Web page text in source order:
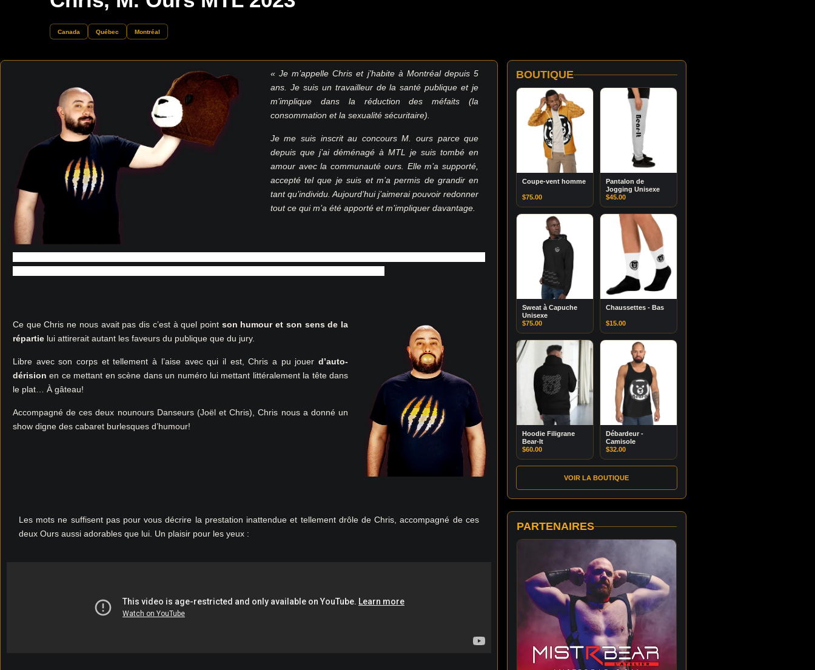
Canada Québec Montréal
« Je m’appelle Chris et j’habite à Montréal depuis 5
ans. Je suis un travailleur de la santé publique et je
m’implique dans la réduction des méfaits (la
consommation et la sexualité sécuritaire).
Je me suis inscrit au concours M. ours parce que
depuis que j’ai déménagé à MTL je suis tombé en
amour avec la communauté ours. Elle m’a supporté,
accepté tel que je suis et m’a permis de grandir en
tant qu’individu. Aujourd’hui j’aimerai pouvoir redonner
tout ce qui m’a été apporté et m’impliquer davantage.
Ce que Chris ne nous avait pas dis c’est à quel point son humour et son sens de la
répartie lui attirerait autant les faveurs du publique que du jury.
Libre avec son corps et tellement à l’aise avec qui il est, Chris a pu jouerd’auto-
dérision en ce mettant en scène dans un numéro lui mettant littéralement la tête dans
le plat… À gâteau!
Accompagné de ces deux nounours Danseurs (Joël et Chris), Chris nous a donné un
show digne des cabaret burlesques d’humour!
Les mots ne suffisent pas pour vous décrire la prestation inattendue et tellement drôle de Chris, accompagné de ces
deux Ours aussi adorables que lui. Un plaisir pour les yeux :
BOUTIQUE
Coupe-vent homme
$75.00
Pantalon de
Jogging Unisexe
$45.00
Sweat à Capuche
Unisexe
$75.00
Chaussettes - Bas
$15.00
Hoodie Filigrane
Bear-It
$60.00
Débardeur -
Camisole
$32.00
VOIR LA BOUTIQUE
PARTENAIRES